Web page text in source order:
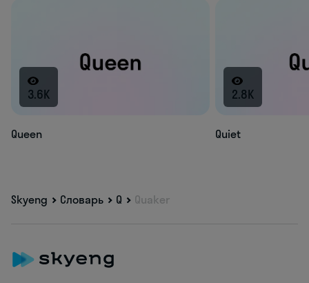
3.6K
Queen
2.8K
Quiet
Skyeng Словарь Q Quaker